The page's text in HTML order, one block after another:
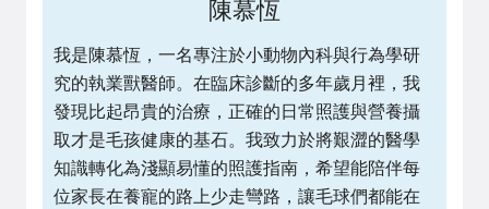
陳慕恆
我是陳慕恆，一名專注於小動物內科與行為學研
究的執業獸醫師。在臨床診斷的多年歲月裡，我
發現比起昂貴的治療，正確的日常照護與營養攝
取才是毛孩健康的基石。我致力於將艱澀的醫學
知識轉化為淺顯易懂的照護指南，希望能陪伴每
位家長在養寵的路上少走彎路，讓毛球們都能在